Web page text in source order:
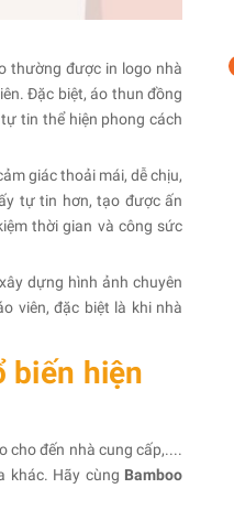
thường được in logo nhà
Đặc biệt, áo thun đồng
tin thể hiện phong cách
giác thoải mái, dễ chịu,
tự tin hơn, tạo được ấn
thời gian và công sức
dựng hình ảnh chuyên
viên, đặc biệt là khi nhà
biến hiện
cho đến nhà cung cấp,....
khác. Hãy cùng Bamboo